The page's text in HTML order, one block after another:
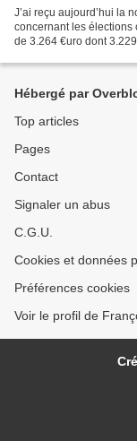
J’ai reçu aujourd’hui la
concernant les élections
de 3.264 €uro dont
Hébergé par
Top articles
Pages
Contact
Signaler un abus
C.G.U.
Cookies et données
Préférences cookies
Voir le profil de